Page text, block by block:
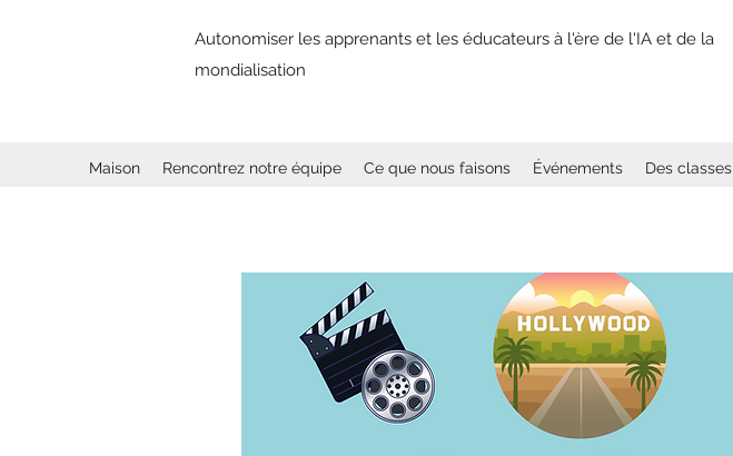
Autonomiser les apprenants et les éducateurs à l'ère de l'IA et de la
mondialisation
Maison Rencontrez notre équipe Ce que nous faisons Événements Des classes